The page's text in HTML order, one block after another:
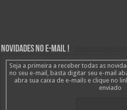
Novidades no E-mail !
Seja a primeira a receber todas as
no seu e-mail, basta digitar seu e-mail
abra sua caixa de e-mails e clique no
enviado